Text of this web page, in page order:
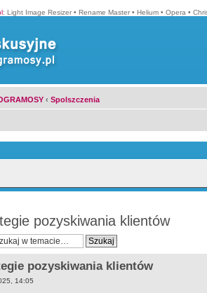
: Light Image Resizer • Rename Master • Helium • Opera •
‹ Spolszczenia
pozyskiwania klientów
pozyskiwania klientów
14:05